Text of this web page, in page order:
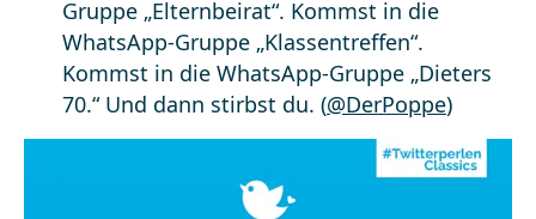
Gruppe „Elternbeirat“. Kommst in die
WhatsApp-Gruppe „Klassentreffen“.
Kommst in die WhatsApp-Gruppe „Dieters
70.“ Und dann stirbst du. (@DerPoppe)